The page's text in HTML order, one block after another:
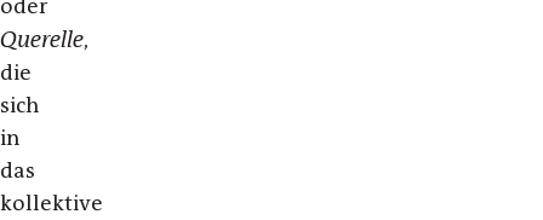
oder
Querelle,
die
sich
in
das
kollektive